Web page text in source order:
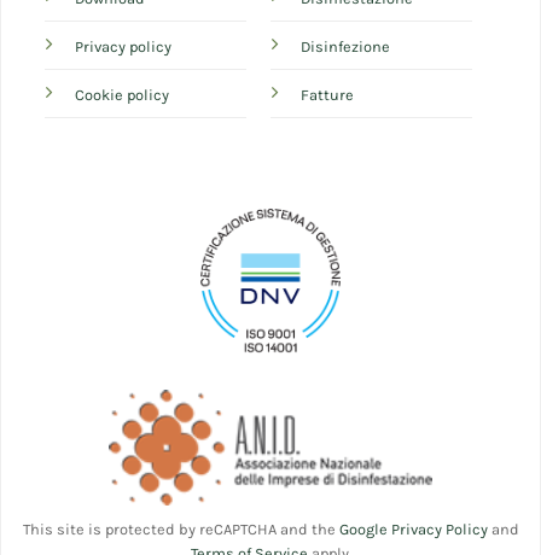
Privacy policy
Cookie policy
Disinfezione
Fatture
This site is protected by reCAPTCHA and the Google Privacy Policyand